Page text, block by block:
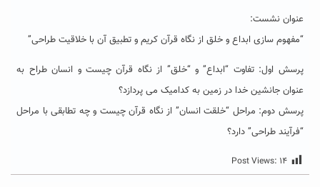
عنوان نشست:
“مفهوم سازی ابداع و خلق از نگاه قرآن کریم و تطبیق آن با خلاقیت طراحی”
پرسش اول: تفاوت “ابداع” و “خلق” از نگاه قرآن چیست و انسان طراح به
عنوان جانشین خدا در زمین به کدامیک می پردازد؟
پرسش دوم: مراحل “خلقت انسان” از نگاه قرآن چیست و چه تطابقی با مراحل
“فرآیند طراحی” دارد؟
Post Views: ۱۴